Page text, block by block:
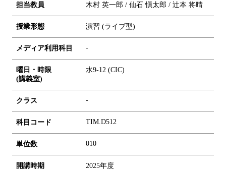
担当教員 木村 英一郎 / 仙石 愼太郎 / 辻本 将晴
授業形態 演習 (ライブ型)
メディア利用科目 -
曜日・時限
(講義室)
水9-12 (CIC)
クラス -
科目コード TIM.D512
単位数 010
開講時期 2025年度